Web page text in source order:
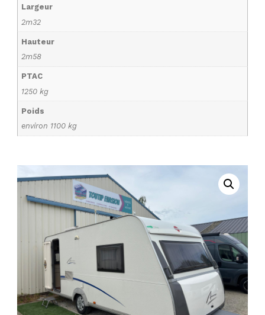
Largeur
2m32
Hauteur
2m58
PTAC
1250 kg
Poids
environ 1100 kg